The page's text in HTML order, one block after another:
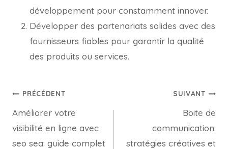
développement pour constamment innover.
Développer des partenariats solides avec des
fournisseurs fiables pour garantir la qualité
des produits ou services.
PRÉCÉDENT
Améliorer votre
visibilité en ligne avec
seo sea: guide complet
SUIVANT
Boite de
communication:
stratégies créatives et